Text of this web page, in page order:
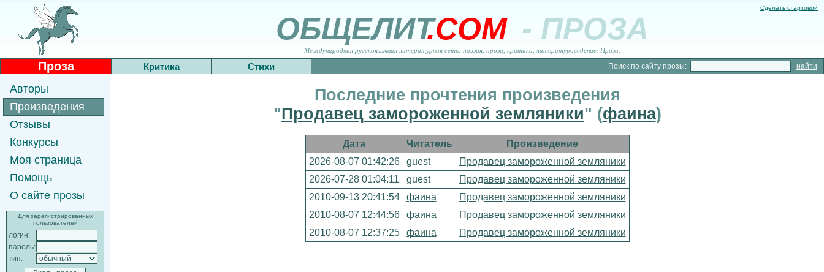
Сделать стартовой
ОБЩЕЛИТ.COM - ПРОЗА
Международная русскоязычная литературная сеть: поэзия, проза, критика, литературоведение. Проза.
Проза Критика Стихи Поиск по сайту прозы:
Авторы
Произведения
Отзывы
Конкурсы
Моя страница
Помощь
О сайте прозы
Для зарегистрированных
пользователей
логин:
пароль:
тип:
Последние прочтения произведения
"Продавец замороженной земляники" (фаина)
Дата Читатель
Произведение
2026-08-07 01:42:26
guest
Продавец замороженной земляники
2026-07-28 01:04:11
guest
Продавец замороженной земляники
2010-09-13 20:41:54
фаина
Продавец замороженной земляники
2010-08-07 12:44:56
фаина
Продавец замороженной земляники
2010-08-07 12:37:25
фаина Продавец замороженной земляники